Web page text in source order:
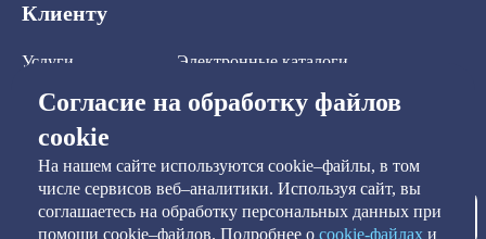
Согласие на обработку файлов
cookie
На нашем сайте используются cookie–файлы, в том
числе сервисов веб–аналитики. Используя сайт, вы
соглашаетесь на обработку персональных данных при
помощи cookie–файлов. Подробнее о сookie-файлах и
Клиенту
Услуги
В наличии на складе
Электронные каталоги
Контакты
Наша рассылка
Подписаться